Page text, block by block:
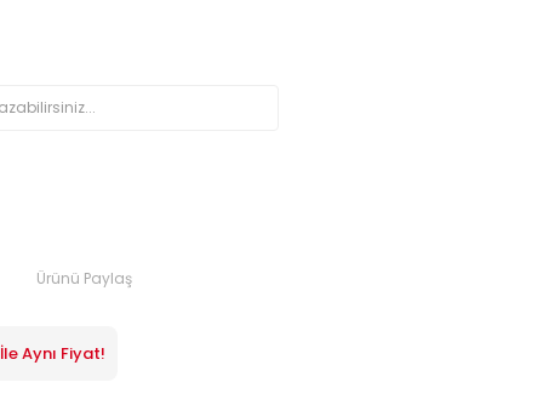
Ürünü Paylaş
Aynı Fiyat!